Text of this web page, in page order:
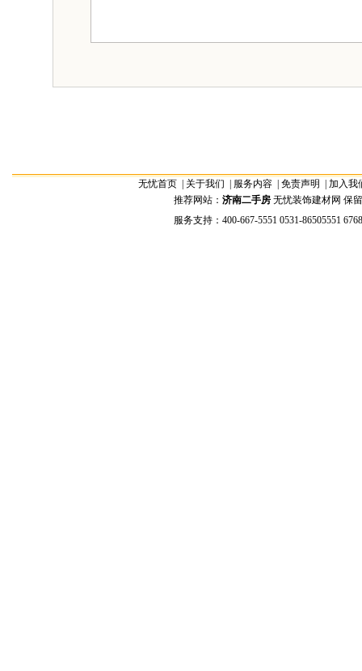
无忧首页 关于我们 服务内容 免责声明
加入我
推荐网站： 济南二手房 无忧装饰建材网 保
服务支持：400-667-5551 0531-86505551